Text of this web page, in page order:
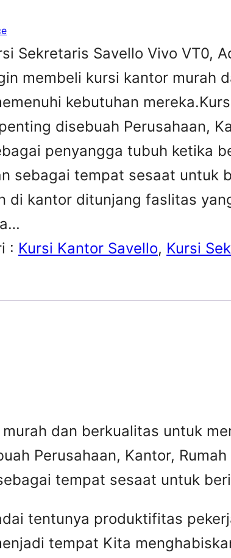
Sekretaris Savello Vivo VT0,
membeli kursi kantor murah
kebutuhan
disebuah Perusahaan,
penyangga tubuh ketika
sebagai tempat sesaat untuk
di kantor ditunjang faslitas
: Kursi Kantor Savello, Kursi
dan berkualitas untuk
Perusahaan, Kantor,
tempat sesaat untuk
tentunya produktifitas
tempat Kita